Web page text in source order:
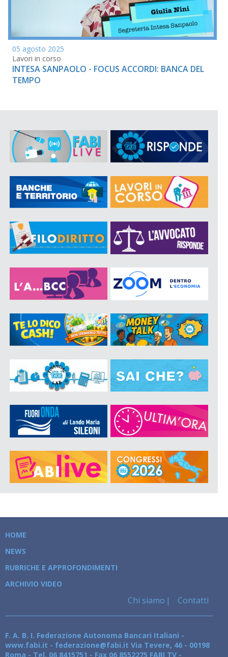
05 agosto 2025
Lavori in corso
INTESA SANPAOLO - FOCUS ACCORDI: BANCA DEL
TEMPO
HOME
NEWS
RUBRICHE E APPROFONDIMENTI
ARCHIVIO VIDEO
Chi siamo Contatti
F. A. B. I. Federazione Autonoma Bancari Italiani -
www.fabi.it - federazione@fabi.it Via Tevere, 46 - 00198
Roma - Tel. 06 8415751 - Fax 06 8552275 FABI TV -